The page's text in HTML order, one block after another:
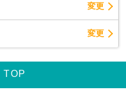
変更
変更
TOP